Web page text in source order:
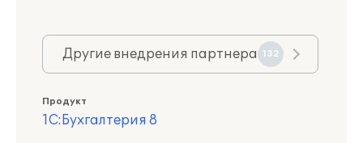
Другие внедрения партнера 132
Продукт
1С:Бухгалтерия 8